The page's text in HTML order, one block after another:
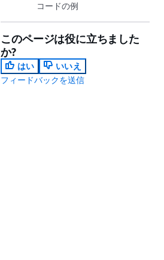
コードの例
このページは役に立ちました
か?
はい
いいえ
フィードバックを送信